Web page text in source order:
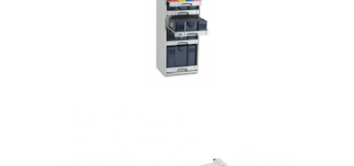
Superior Set pistoale de vopsit
Anest Iwata WS 400 Clear / LS-400